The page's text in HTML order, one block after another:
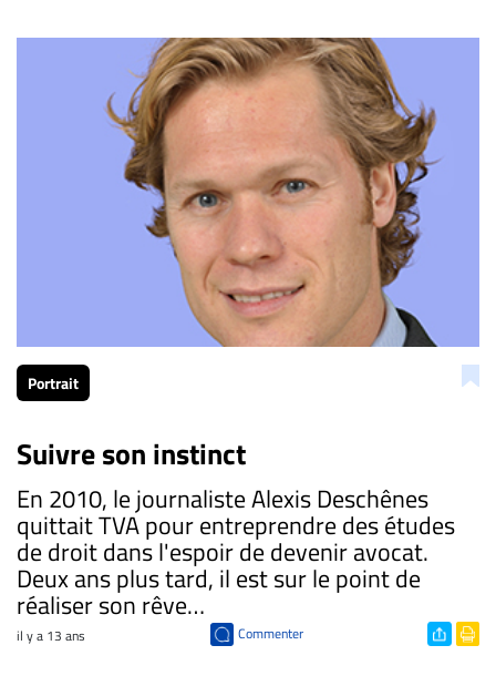
Portrait
Suivre son instinct
En 2010, le journaliste Alexis Deschênes
quittait TVA pour entreprendre des études
de droit dans l'espoir de devenir avocat.
Deux ans plus tard, il est sur le point de
réaliser son rêve…
il y a 13 ans Commenter